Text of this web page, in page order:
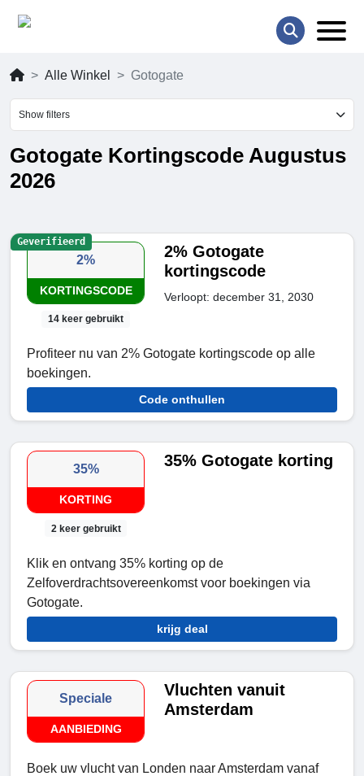
Alle Winkel Gotogate
Show filters
Gotogate Kortingscode Augustus
2026
2%
KORTINGSCODE
14 keer gebruikt
2% Gotogate
kortingscode
Verloopt: december 31, 2030
Profiteer nu van 2% Gotogate kortingscode op alle
boekingen.
Code onthullen
Geverifieerd
35%
KORTING
2 keer gebruikt
35% Gotogate korting
Klik en ontvang 35% korting op de
Zelfoverdrachtsovereenkomst voor boekingen via
Gotogate.
krijg deal
Speciale
AANBIEDING
Vluchten vanuit
Amsterdam
Boek uw vlucht van Londen naar Amsterdam vanaf